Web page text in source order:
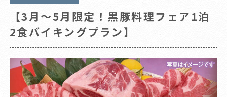
【3月～5月限定！黒豚料理フェア1泊
2食バイキングプラン】